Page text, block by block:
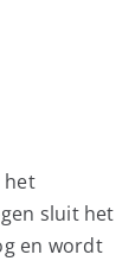
het
sluit het
en wordt